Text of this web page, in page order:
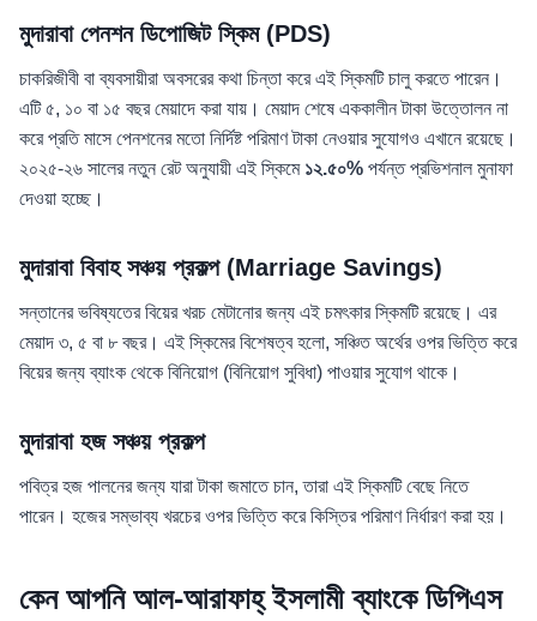
মুদারাবা পেনশন ডিপোজিট স্কিম (PDS)
চাকরিজীবী বা ব্যবসায়ীরা অবসরের কথা চিন্তা করে এই স্কিমটি চালু করতে পারেন।
এটি ৫, ১০ বা ১৫ বছর মেয়াদে করা যায়। মেয়াদ শেষে এককালীন টাকা উত্তোলন না
করে প্রতি মাসে পেনশনের মতো নির্দিষ্ট পরিমাণ টাকা নেওয়ার সুযোগও এখানে রয়েছে।
২০২৫-২৬ সালের নতুন রেট অনুযায়ী এই স্কিমে ১২.৫০% পর্যন্ত প্রভিশনাল মুনাফা
দেওয়া হচ্ছে।
মুদারাবা বিবাহ সঞ্চয় প্রকল্প (Marriage Savings)
সন্তানের ভবিষ্যতের বিয়ের খরচ মেটানোর জন্য এই চমৎকার স্কিমটি রয়েছে। এর
মেয়াদ ৩, ৫ বা ৮ বছর। এই স্কিমের বিশেষত্ব হলো, সঞ্চিত অর্থের ওপর ভিত্তি করে
বিয়ের জন্য ব্যাংক থেকে বিনিয়োগ (বিনিয়োগ সুবিধা) পাওয়ার সুযোগ থাকে।
মুদারাবা হজ সঞ্চয় প্রকল্প
পবিত্র হজ পালনের জন্য যারা টাকা জমাতে চান, তারা এই স্কিমটি বেছে নিতে
পারেন। হজের সম্ভাব্য খরচের ওপর ভিত্তি করে কিস্তির পরিমাণ নির্ধারণ করা হয়।
কেন আপনি আল-আরাফাহ্ ইসলামী ব্যাংকে ডিপিএস